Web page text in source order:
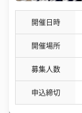
開催日時
開催場所
募集人数
申込締切